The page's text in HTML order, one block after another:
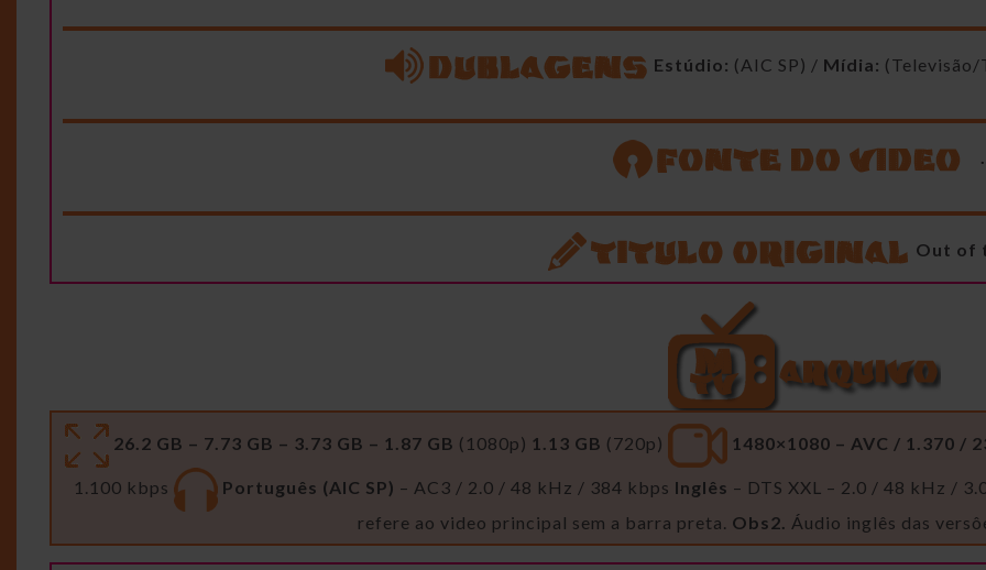
Estúdio: (AIC SP) / Mídia:
Out of
26.2 GB – 7.73 GB – 3.73 GB – 1.87 GB (1080p) 1.13 GB (720p) 1480×1080 – AVC / 1.370 /
1.100 kbps Português (AIC SP) – AC3 / 2.0 / 48 kHz / 384 kbps Inglês – DTS XXL – 2.0 / 48 kHz /
refere ao video principal sem a barra preta. Obs2. Áudio inglês das